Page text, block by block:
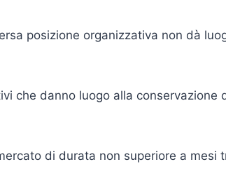
posizione organizzativa non dà
che danno luogo alla conservazione
di durata non superiore a mesi